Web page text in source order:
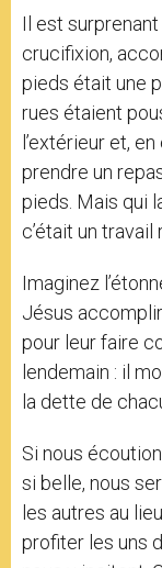
Il est
crucifixion,
pieds était une
rues étaient
l’extérieur et,
prendre un
pieds. Mais qui
c’était un
Imaginez
Jésus
pour leur faire
lendemain : il
la dette de
Si nous
si belle, nous
les autres au
profiter les uns